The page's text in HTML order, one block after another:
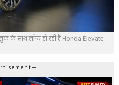
के साथ लॉन्च हो रही है Honda Elevate